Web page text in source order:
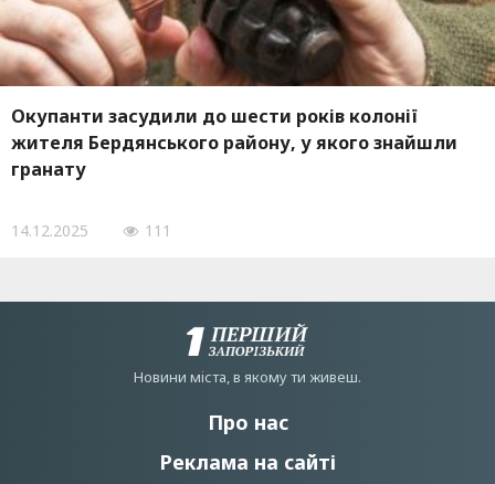
Окупанти засудили до шести років колонії
жителя Бердянського району, у якого знайшли
гранату
14.12.2025 111
Новини мiста, в якому ти живеш.
Про нас
Реклама на сайті